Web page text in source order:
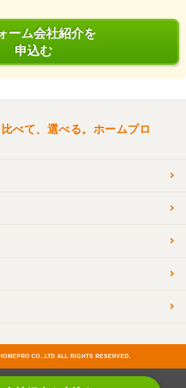
ーム会社紹介を
申込む
べて、選べる。ホームプロ
CO.,LTD ALL RIGHTS RESERVED.